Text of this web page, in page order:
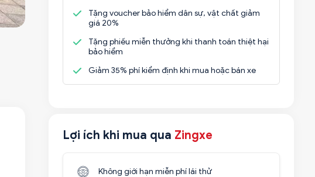
Tặng voucher bảo hiểm dân sự, vật chất giảm
giá 20%
Tặng phiếu miễn thưởng khi thanh toán thiệt hại
bảo hiểm
Giảm 35% phí kiểm định khi mua hoặc bán xe
Lợi ích khi mua qua Zingxe
Không giới hạn miễn phí lái thử